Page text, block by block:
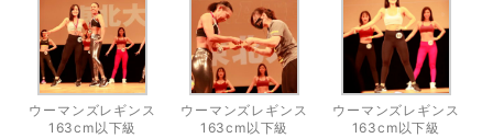
ウーマンズレギンス
163cm以下級
ウーマンズレギンス
163cm以下級
ウーマンズレギンス
163cm以下級